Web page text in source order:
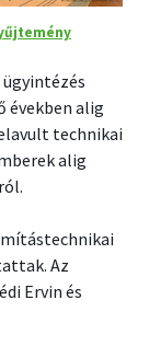
években alig
technikai
alig
Az
Ervin és